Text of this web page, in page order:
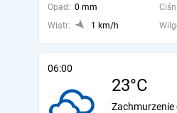
Opad: 0 mm
Wiatr:
1 km/h
06:00
23°C
Zachmurzenie